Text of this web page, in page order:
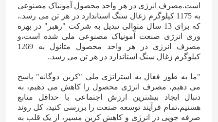
است.مصرف انرژی در هر واحد محصول آمونیاک مصنوعی
به 1175 کیلوگرم زغال سنگ استاندارد در هر تن می رسد.،
که برای 13 سال متوالی تبدیل به شرکت "رهبر" در بهره
وری انرژی صنعت آمونیاک مصنوعی ملی شده است،و
مصرف انرژی در هر واحد محصول متانول به 1269
کیلوگرم زغال سنگ استاندارد در هر تن می رسد..
"ما به طور فعال به استراتژی ملی "کربن دوگانه" پاسخ
می دهیم، مصرف انرژی محصول را کاهش می دهیم، به
دنبال ایجاد بیشترین ارزش اجتماعی با حداقل منابع
هستیم،تمام فرآیند توسعه صنعت را بررسی کنید، کل روند
صرفه جویی در انرژی و کاهش کربن مسیر، از یک قلب به